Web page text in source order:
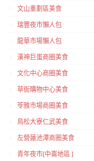
文山重劃區美食
瑞豐夜市懶人包
龍華市場懶人包
漢神巨蛋商圈美食
文化中心商圈美食
草衙購物中心美食
苓雅市場商圈美食
鳥松大寮仁武美食
左營蓮池潭商圈美食
青年夜市[中崙地區 ]